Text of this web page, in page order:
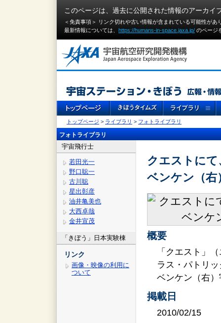
このページは、過去に公開された情報のアーカイ
＜免責事項＞ リンク切れや古い情報が含まれている可能性が
最新情報については、 https://humans-in-space.jaxa.jp/ のページ
トップページ > ライブラリ > フォトライブラリ
フォトライブラリ
宇宙飛行士
若田光一
野口聡一
古川聡
星出彰彦
油井亀美也
大西卓哉
金井宣茂
「きぼう」日本実験棟
リンク
画像・映像の利用に
ついて
クエストに
ベンケン（右
概要
「クエスト」
ラス・パトリ
ベンケン（右
掲載日
2010/02/15